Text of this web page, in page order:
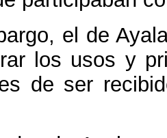
el de
los usos y
de ser